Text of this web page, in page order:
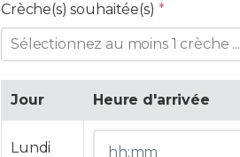
Crèche(s) souhaitée(s) *
Sélectionnez au moins 1 crèche ...
Jour Heure d'arrivée
Lundi